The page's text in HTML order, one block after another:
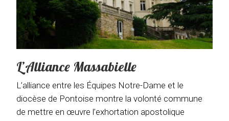
L’Alliance Massabielle
L’alliance entre les Équipes Notre-Dame et le
diocèse de Pontoise montre la volonté commune
de mettre en œuvre l’exhortation apostolique